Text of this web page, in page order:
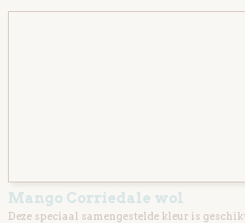
Mango Corriedale wol
Deze speciaal samengestelde kleur is